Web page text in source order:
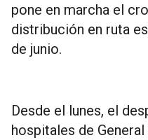
pone en marcha el
distribución en ruta
de junio.
Desde el lunes, el
hospitales de